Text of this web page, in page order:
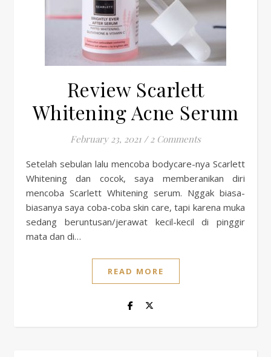
Review Scarlett
Whitening Acne Serum
February 23, 2021 / 2 Comments
Setelah sebulan lalu mencoba bodycare-nya Scarlett
Whitening dan cocok, saya memberanikan diri
mencoba Scarlett Whitening serum. Nggak biasa-
biasanya saya coba-coba skin care, tapi karena muka
sedang beruntusan/jerawat kecil-kecil di pinggir
mata dan di…
READ MORE